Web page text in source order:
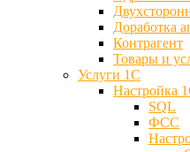
Доработка
Контрагент
Товары и
Услуги 1С
Настройка
SQL
ФСС